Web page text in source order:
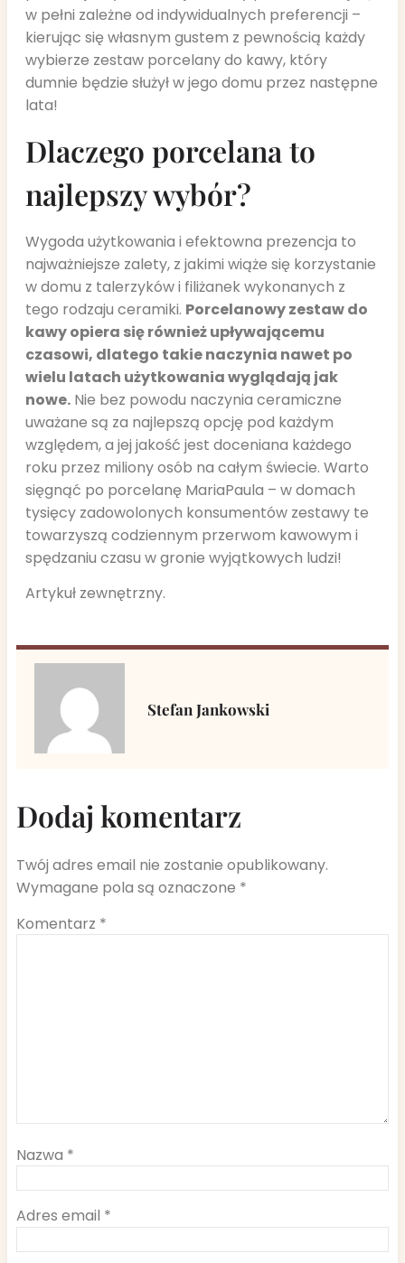
w pełni zależne od indywidualnych preferencji –
kierując się własnym gustem z pewnością każdy
wybierze zestaw porcelany do kawy, który
dumnie będzie służył w jego domu przez następne
lata!
Dlaczego porcelana to
najlepszy wybór?
Wygoda użytkowania i efektowna prezencja to
najważniejsze zalety, z jakimi wiąże się korzystanie
w domu z talerzyków i filiżanek wykonanych z
tego rodzaju ceramiki. Porcelanowy zestaw do
kawy opiera się również upływającemu
czasowi, dlatego takie naczynia nawet po
wielu latach użytkowania wyglądają jak
nowe. Nie bez powodu naczynia ceramiczne
uważane są za najlepszą opcję pod każdym
względem, a jej jakość jest doceniana każdego
roku przez miliony osób na całym świecie. Warto
sięgnąć po porcelanę MariaPaula – w domach
tysięcy zadowolonych konsumentów zestawy te
towarzyszą codziennym przerwom kawowym i
spędzaniu czasu w gronie wyjątkowych ludzi!
Artykuł zewnętrzny.
Stefan Jankowski
Dodaj komentarz
Twój adres email nie zostanie opublikowany.
Wymagane pola są oznaczone *
Komentarz *
Nazwa *
Adres email *